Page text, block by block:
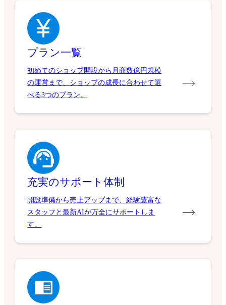
プラン一覧
初めてのショップ開設から月商数億円規模
の運営まで、ショップの成長に合わせて選
べる3つのプラン。
充実のサポート体制
開設準備から売上アップまで、経験豊富な
スタッフと最新AIが万全にサポートしま
す。